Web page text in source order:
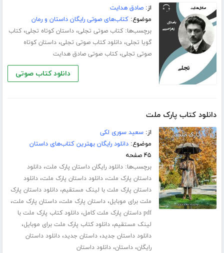
از:صادق هدایت
موضوع:کتاب‌های صوتی رایگان داستان و رمان
برچسب‌ها:کتاب صوتی تجلی،داستان کوتاه تجلی،کتاب
گویا تجلی،دانلود کتاب صوتی تجلی،داستان کوتاه
صوتی تجلی،کتاب صوتی صادق هدایت
دانلود کتاب صوتی
دانلود کتاب پارک ملت
از:سعید سوری لکی
موضوع:دانلود رایگان بهترین کتاب‌های داستان
۴۵ صفحه
برچسب‌ها:دانلود رایگان داستان پارک ملت،دانلود
داستان پارک ملت،دانلود داستان پارک ملت،دانلود
داستان پارک ملت با لینک مستقیم،دانلود داستان پارک
ملت برای موبایل،داستان پارک ملت،داستان پارک ملت،
pdf داستان پارک ملت کامل ،دانلود کتاب پارک ملت با
لینک مستقیم،دانلود کتاب پارک ملت برای موبایل،
دانلود داستان جدید،داستان جدید،دانلود داستان
رایگان،داستان،دانلود داستان